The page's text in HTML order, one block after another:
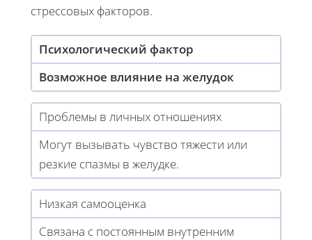
стрессовых факторов.
Психологический фактор
Возможное влияние на желудок
Проблемы в личных отношениях
Могут вызывать чувство тяжести или
резкие спазмы в желудке.
Низкая самооценка
Связана с постоянным внутренним